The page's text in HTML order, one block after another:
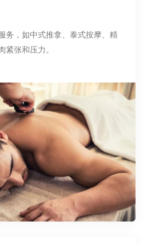
务，如中式推拿、泰式按摩、精
张和压力。